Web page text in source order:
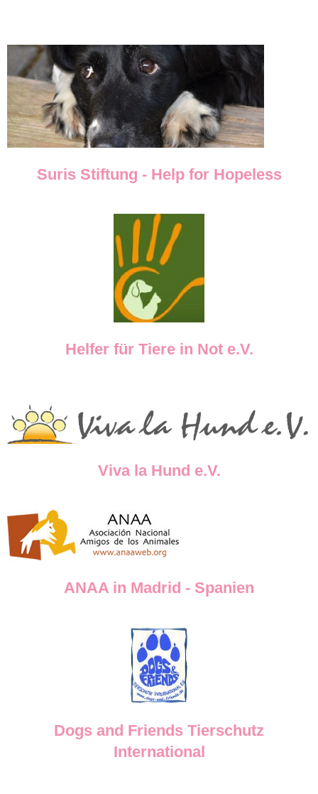
Suris Stiftung - Help for Hopeless
Helfer für Tiere in Not e.V.
Viva la Hund e.V.
ANAA in Madrid - Spanien
Dogs and Friends Tierschutz
International